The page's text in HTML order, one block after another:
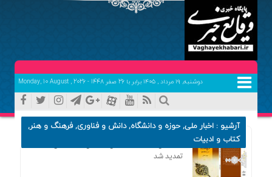
دوشنبه, ۱۹ مرداد , ۱۴۰۵ برابر با 26 صفر 1448 - Monday, 10 August , 2026
آرشیو : اخبار ملی,حوزه و دانشگاه,دانش و فناوری,فرهنگ و هنر,
کتاب و ادبیات
تمدید شد